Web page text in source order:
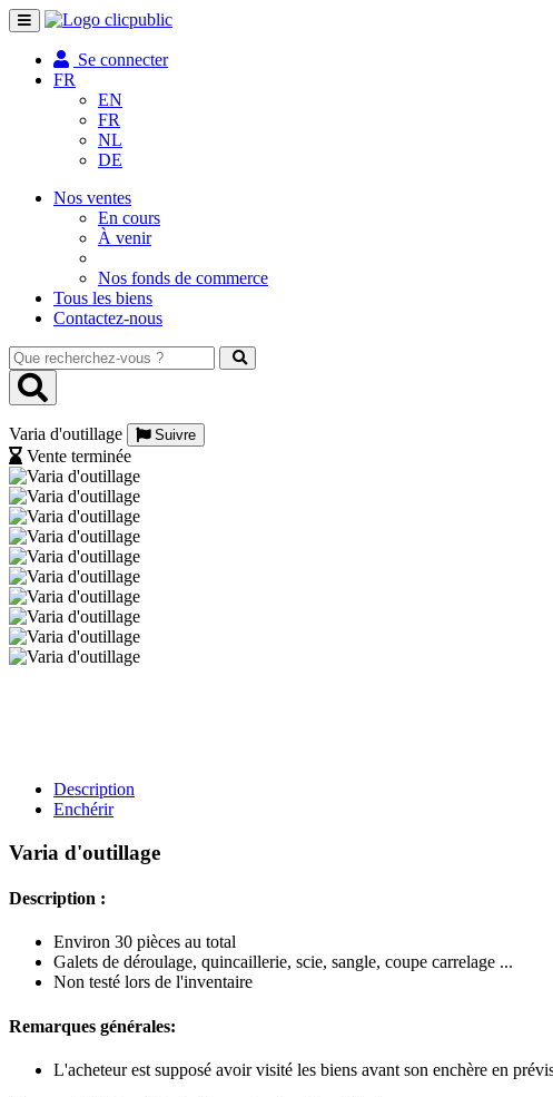
Toggle
navigation
Se connecter
FR
EN
FR
NL
DE
Nos ventes
En cours
À venir
Nos fonds de commerce
Tous les biens
Contactez-nous
Que
recherchez-
vous
Varia d'outillage
Suivre
Vente terminée
Description
Enchérir
Varia d'outillage
Description :
Environ 30 pièces au total
Galets de déroulage, quincaillerie, scie, sangle, coupe carrelage ...
Non testé lors de l'inventaire
Remarques générales:
L'acheteur est supposé avoir visité les biens avant son enchère en